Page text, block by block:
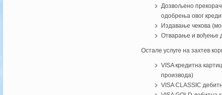
Дозвољено
одобрења овог
Издавање чекова
Отварање и вођење
Остале услуге на захтев
VISA кредитна
производа)
VISA CLASSIC